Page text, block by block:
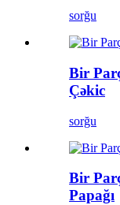
sorğu
Bir
Çəkic
sorğu
Bir
Papağı